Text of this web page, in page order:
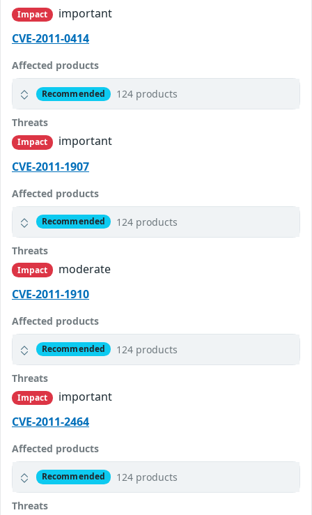
Impact
important
CVE-2011-0414
Affected products
Recommended 124 products
Threats
Impact
important
CVE-2011-1907
Affected products
Recommended 124 products
Threats
Impact
moderate
CVE-2011-1910
Affected products
Recommended 124 products
Threats
Impact
important
CVE-2011-2464
Affected products
Recommended 124 products
Threats